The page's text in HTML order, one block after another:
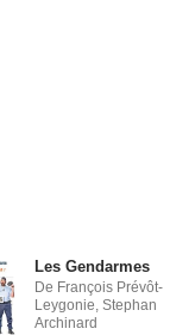
Les Gendarmes
De François Prévôt-
Leygonie, Stephan
Archinard